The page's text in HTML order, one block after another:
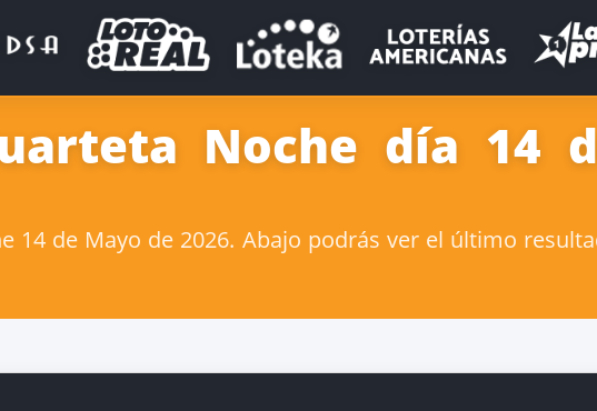
Noche día 14
14 de Mayo de 2026. Abajo podrás ver el último